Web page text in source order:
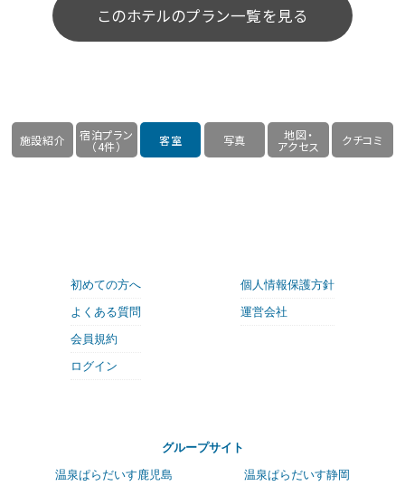
このホテルのプラン一覧を見る
施設紹介 宿泊プラン
（4件） 客室 写真 地図・
アクセス クチコミ
初めての方へ
よくある質問
会員規約
ログイン
個人情報保護方針
運営会社
グループサイト
温泉ぱらだいす鹿児島 温泉ぱらだいす静岡